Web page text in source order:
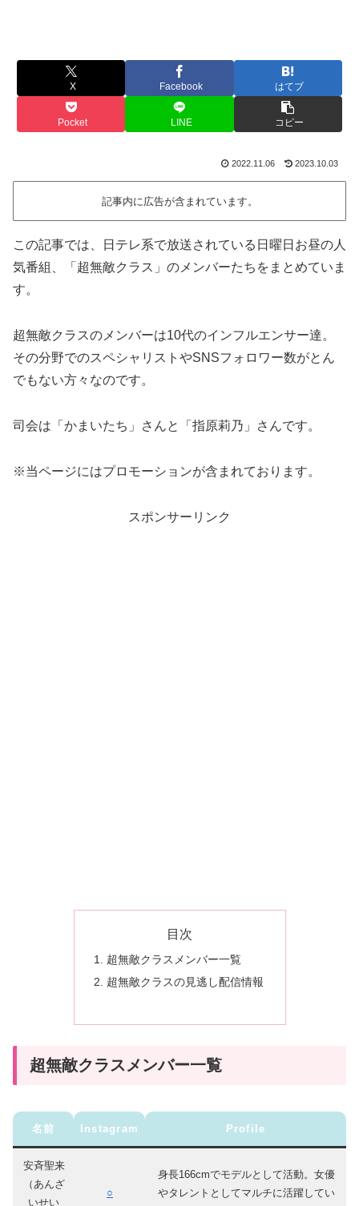
X Facebook はてブ
Pocket LINE コピー
2022.11.06 2023.10.03
記事内に広告が含まれています。
この記事では、日テレ系で放送されている日曜日お昼の人
気番組、「超無敵クラス」のメンバーたちをまとめていま
す。
超無敵クラスのメンバーは10代のインフルエンサー達。
その分野でのスペシャリストやSNSフォロワー数がとん
でもない方々なのです。
司会は「かまいたち」さんと「指原莉乃」さんです。
※当ページにはプロモーションが含まれております。
スポンサーリンク
目次
超無敵クラスメンバー一覧
超無敵クラスの見逃し配信情報
超無敵クラスメンバー一覧
名前 Instagram Profile
安斉聖来
（あんざ
いせい
○
身長166cmでモデルとして活動。女優
やタレントとしてマルチに活躍してい